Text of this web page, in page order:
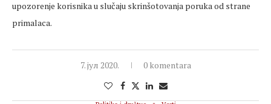
upozorenje korisnika u slučaju skrinšotovanja poruka od strane
primalaca.
7. јул 2020. 0 komentara